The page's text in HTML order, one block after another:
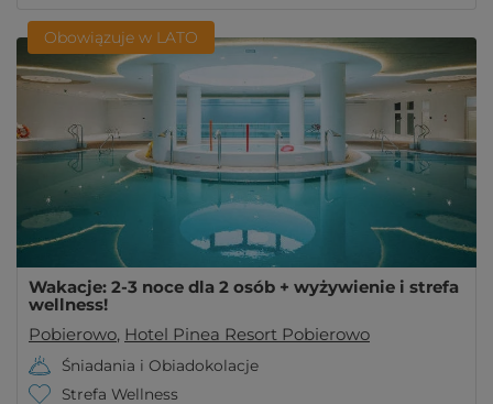
Obowiązuje w LATO
Wakacje: 2-3 noce dla 2 osób + wyżywienie i strefa
wellness!
Pobierowo, Hotel Pinea Resort Pobierowo
Śniadania i Obiadokolacje
Strefa Wellness